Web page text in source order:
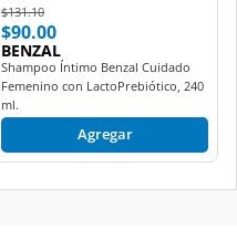
Price reduced from
$131.10to
$90.00
BENZAL
Shampoo Íntimo Benzal Cuidado
Femenino con LactoPrebiótico, 240
ml.
Agregar